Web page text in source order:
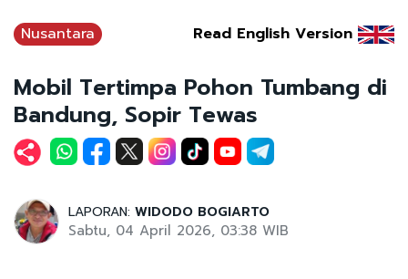
Nusantara Read English Version
Mobil Tertimpa Pohon Tumbang di
Bandung, Sopir Tewas
LAPORAN: WIDODO BOGIARTO
Sabtu, 04 April 2026, 03:38 WIB